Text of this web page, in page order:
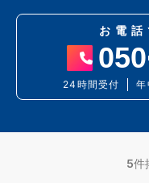
お電
050
24時間受付 年
5件